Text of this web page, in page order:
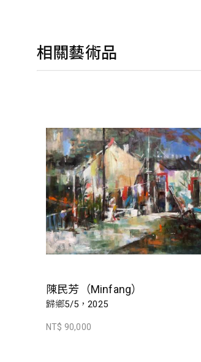
相關藝術品
陳民芳（Minfang）
歸鄉5/5，2025
NT$ 90,000